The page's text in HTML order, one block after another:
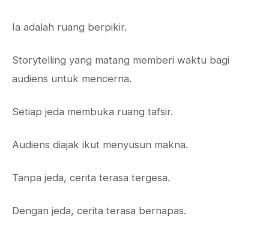
Ia adalah ruang berpikir.
Storytelling yang matang memberi waktu bagi
audiens untuk mencerna.
Setiap jeda membuka ruang tafsir.
Audiens diajak ikut menyusun makna.
Tanpa jeda, cerita terasa tergesa.
Dengan jeda, cerita terasa bernapas.